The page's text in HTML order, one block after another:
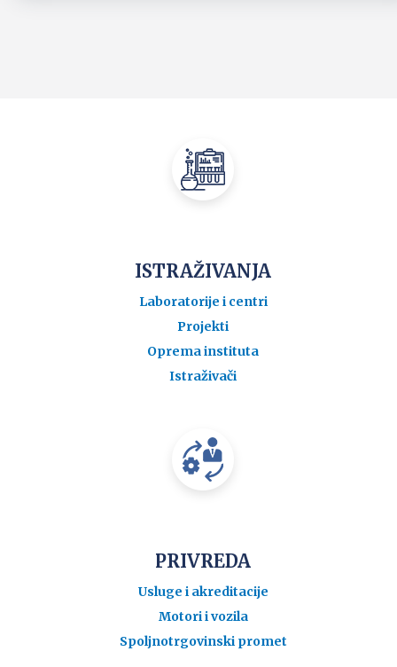
ISTRAŽIVANJA
Laboratorije i centri
Projekti
Oprema instituta
Istraživači
PRIVREDA
Usluge i akreditacije
Motori i vozila
Spoljnotrgovinski promet